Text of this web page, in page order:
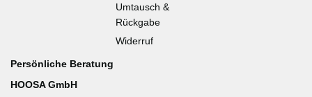
Umtausch &
Rückgabe
Widerruf
Persönliche Beratung
HOOSA GmbH